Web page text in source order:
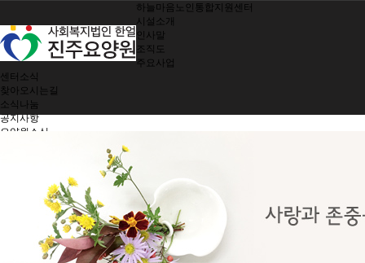
하늘마음노인통합지원센터
시설소개
인사말
조직도
주요사업
센터소식
찾아오시는길
소식나눔
공지사항
요양원소식
여가지원/치매관리
생활 및 정서지원
간호 및 처치
기능회복훈련
기능별 영양관리
시설 및 환경관리
지역사회 참여